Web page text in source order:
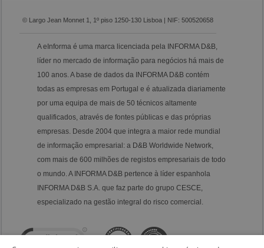
© Largo Jean Monnet 1, 1º piso 1250-130 Lisboa | NIF: 500520658
A eInforma é uma marca licenciada pela INFORMA D&B,
líder no mercado de informação para negócios há mais de
100 anos. A base de dados da INFORMA D&B contém
todas as empresas em Portugal e é atualizada diariamente
por uma equipa de mais de 50 técnicos altamente
qualificados, através de fontes públicas e das próprias
empresas. Desde 2004 que integra a maior rede mundial
de informação empresarial: a D&B Worldwide Network,
com mais de 600 milhões de registos empresariais de todo
o mundo. A INFORMA D&B pertence à líder espanhola
INFORMA D&B S.A. que faz parte do grupo CESCE,
especializado na gestão integral do risco comercial.